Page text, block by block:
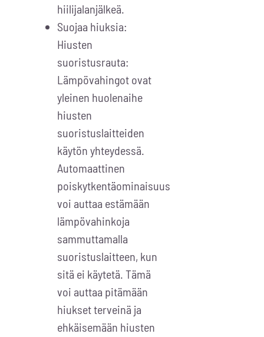
hiilijalanjälkeä.
Suojaa hiuksia:
Hiusten
suoristusrauta:
Lämpövahingot ovat
yleinen huolenaihe
hiusten
suoristuslaitteiden
käytön yhteydessä.
Automaattinen
poiskytkentäominaisuus
voi auttaa estämään
lämpövahinkoja
sammuttamalla
suoristuslaitteen, kun
sitä ei käytetä. Tämä
voi auttaa pitämään
hiukset terveinä ja
ehkäisemään hiusten